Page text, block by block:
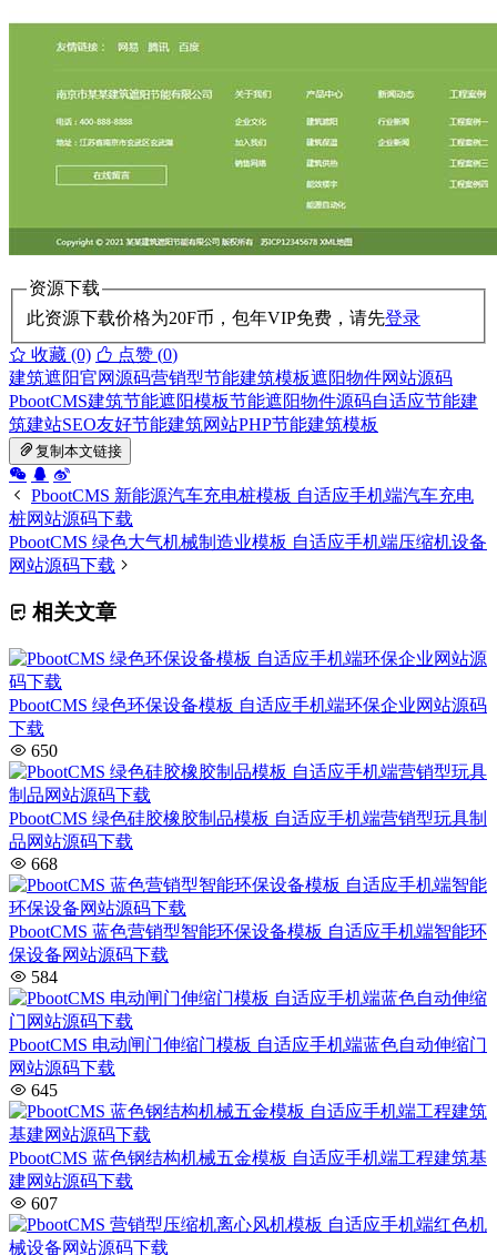
资源下载
此资源下载价格为20F币，包年VIP免费，请先登录
收藏 (0)
点赞 (0)
建筑遮阳官网源码营销型节能建筑模板遮阳物件网站源码
PbootCMS建筑节能遮阳模板节能遮阳物件源码自适应节能建
筑建站SEO友好节能建筑网站PHP节能建筑模板
复制本文链接
PbootCMS 新能源汽车充电桩模板 自适应手机端汽车充电
桩网站源码下载
PbootCMS 绿色大气机械制造业模板 自适应手机端压缩机设备
网站源码下载
相关文章
PbootCMS 绿色环保设备模板 自适应手机端环保企业网站源码
下载
650
PbootCMS 绿色硅胶橡胶制品模板 自适应手机端营销型玩具制
品网站源码下载
668
PbootCMS 蓝色营销型智能环保设备模板 自适应手机端智能环
保设备网站源码下载
584
PbootCMS 电动闸门伸缩门模板 自适应手机端蓝色自动伸缩门
网站源码下载
645
PbootCMS 蓝色钢结构机械五金模板 自适应手机端工程建筑基
建网站源码下载
607